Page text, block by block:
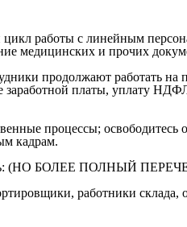
работы с линейным
медицинских и прочих
продолжают работать на
заработной платы, уплату
процессы;
кадрам.
(НО БОЛЕЕ
работники склада,